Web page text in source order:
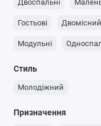
Двоспальні
Гостьові Двомісний
Модульні
Стиль
Молодіжний
Призначення